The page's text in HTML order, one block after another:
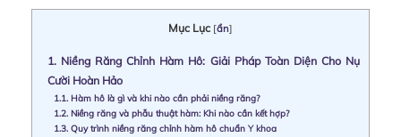
Mục Lục [ẩn]
1. Niềng Răng Chỉnh Hàm Hô: Giải Pháp Toàn Diện Cho Nụ
Cười Hoàn Hảo
1.1. Hàm hô là gì và khi nào cần phải niềng răng?
1.2. Niềng răng và phẫu thuật hàm: Khi nào cần kết hợp?
1.3. Quy trình niềng răng chỉnh hàm hô chuẩn Y khoa